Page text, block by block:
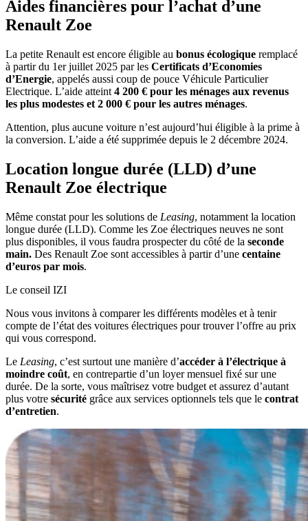
Aides financières pour l’achat d’une
Renault Zoe
La petite Renault est encore éligible au bonus écologique remplacé
à partir du 1er juillet 2025 par les Certificats d’Economies
d’Energie, appelés aussi coup de pouce Véhicule Particulier
Electrique. L’aide atteint 4 200 € pour les ménages aux revenus
les plus modestes et 2 000 € pour les autres ménages.
Attention, plus aucune voiture n’est aujourd’hui éligible à la prime à
la conversion. L’aide a été supprimée depuis le 2 décembre 2024.
Location longue durée (LLD) d’une
Renault Zoe électrique
Même constat pour les solutions de Leasing, notamment la location
longue durée (LLD). Comme les Zoe électriques neuves ne sont
plus disponibles, il vous faudra prospecter du côté de la seconde
main. Des Renault Zoe sont accessibles à partir d’une centaine
d’euros par mois.
Le conseil IZI
Nous vous invitons à comparer les différents modèles et à tenir
compte de l’état des voitures électriques pour trouver l’offre au prix
qui vous correspond.
Le Leasing, c’est surtout une manière d’accéder à l’électrique à
moindre coût, en contrepartie d’un loyer mensuel fixé sur une
durée. De la sorte, vous maîtrisez votre budget et assurez d’autant
plus votre sécurité grâce aux services optionnels tels que le contrat
d’entretien.